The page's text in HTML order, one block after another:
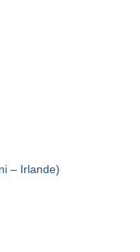
– Irlande)